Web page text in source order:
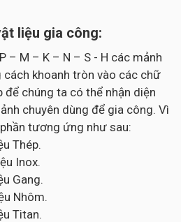
liệu gia công:
– M – K – N – S - H các mảnh
khoanh tròn vào các chữ
chúng ta có thể nhận diện
chuyên dùng để gia công. Vì
tương ứng như sau:
Thép.
Inox.
Gang.
Nhôm.
Titan.